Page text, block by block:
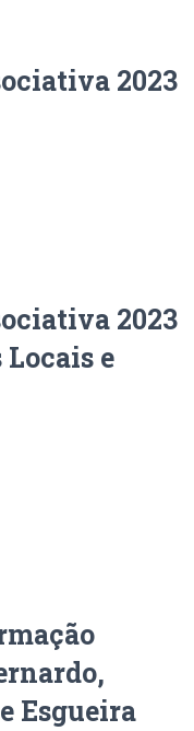
2023
2023
Locais e
Esgueira